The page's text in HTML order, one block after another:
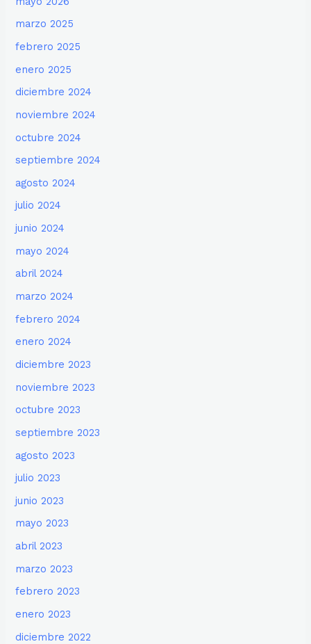
marzo 2025
febrero 2025
enero 2025
diciembre 2024
noviembre 2024
octubre 2024
septiembre 2024
agosto 2024
julio 2024
junio 2024
mayo 2024
abril 2024
marzo 2024
febrero 2024
enero 2024
diciembre 2023
noviembre 2023
octubre 2023
septiembre 2023
agosto 2023
julio 2023
junio 2023
mayo 2023
abril 2023
marzo 2023
febrero 2023
enero 2023
diciembre 2022